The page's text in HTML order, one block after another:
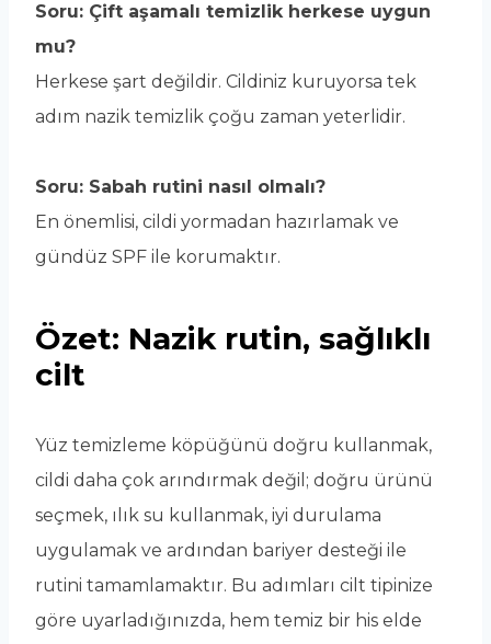
Soru: Çift aşamalı temizlik herkese uygun
mu?
Herkese şart değildir. Cildiniz kuruyorsa tek
adım nazik temizlik çoğu zaman yeterlidir.
Soru: Sabah rutini nasıl olmalı?
En önemlisi, cildi yormadan hazırlamak ve
gündüz SPF ile korumaktır.
Özet: Nazik rutin, sağlıklı
cilt
Yüz temizleme köpüğünü doğru kullanmak,
cildi daha çok arındırmak değil; doğru ürünü
seçmek, ılık su kullanmak, iyi durulama
uygulamak ve ardından bariyer desteği ile
rutini tamamlamaktır. Bu adımları cilt tipinize
göre uyarladığınızda, hem temiz bir his elde